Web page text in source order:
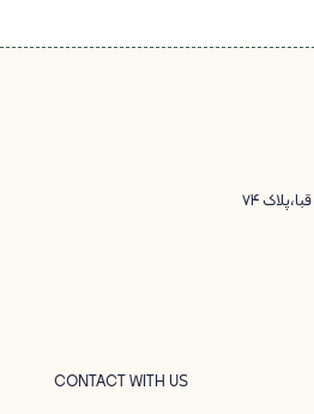
۷۴
CONTACT WITH US